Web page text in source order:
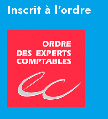
Inscrit à l'ordre